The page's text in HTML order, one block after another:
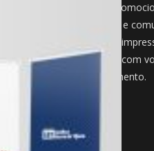
institucionais,
para sinalização e
Muito além dos
relacionamento com
desde o atendimento.